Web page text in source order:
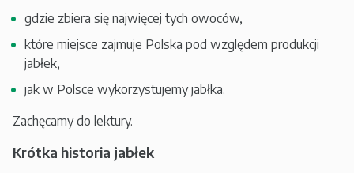
gdzie zbiera się najwięcej tych owoców,
które miejsce zajmuje Polska pod względem produkcji
jabłek,
jak w Polsce wykorzystujemy jabłka.
Zachęcamy do lektury.
Krótka historia jabłek